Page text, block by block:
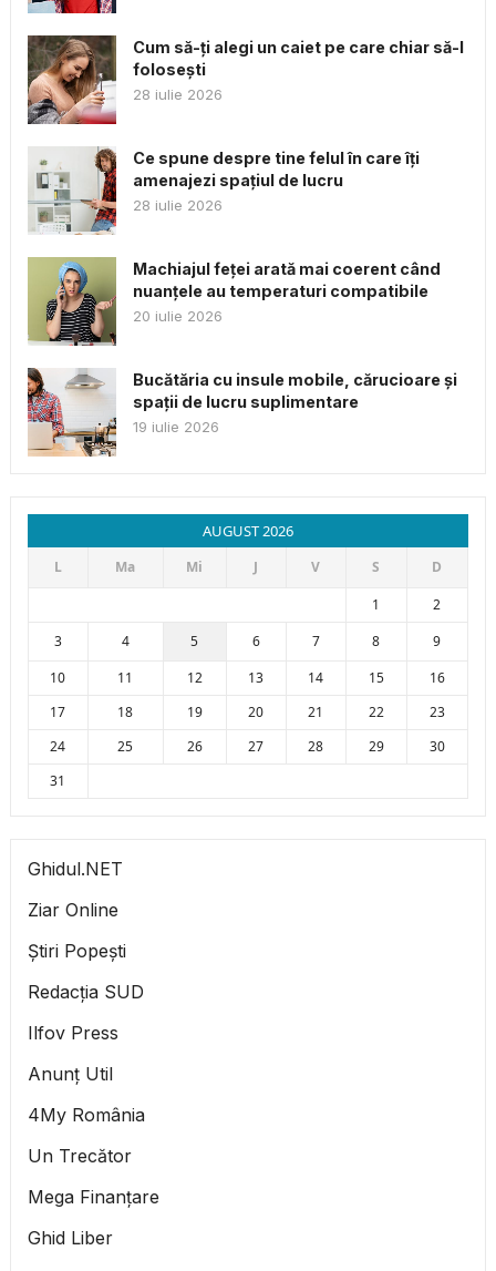
Cum să-ți alegi un caiet pe care chiar să-l
folosești
28 iulie 2026
Ce spune despre tine felul în care îți
amenajezi spațiul de lucru
28 iulie 2026
Machiajul feței arată mai coerent când
nuanțele au temperaturi compatibile
20 iulie 2026
Bucătăria cu insule mobile, cărucioare și
spații de lucru suplimentare
19 iulie 2026
AUGUST 2026
L Ma Mi J V S
D
1
2
3
4 5 6 7 8
9
10
11 12 13 14 15
16
17
18 19 20 21 22
23
24
25 26 27 28 29
30
31
Ghidul.NET
Ziar Online
Știri Popești
Redacția SUD
Ilfov Press
Anunț Util
4My România
Un Trecător
Mega Finanțare
Ghid Liber